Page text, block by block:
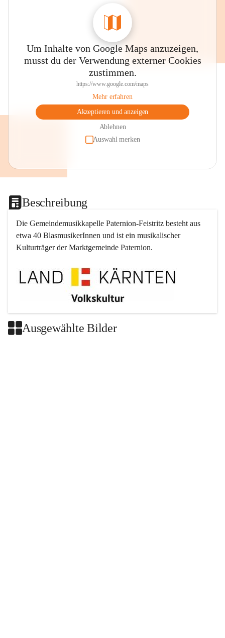
Um Inhalte von Google Maps anzuzeigen,
musst du der Verwendung externer Cookies
zustimmen.
https://www.google.com/maps
Mehr erfahren
Akzeptieren und anzeigen
Ablehnen
Auswahl merken
Beschreibung
Die Gemeindemusikkapelle Paternion-Feistritz besteht aus
etwa 40 BlasmusikerInnen und ist ein musikalischer
Kulturträger der Marktgemeinde Paternion.
Ausgewählte Bilder